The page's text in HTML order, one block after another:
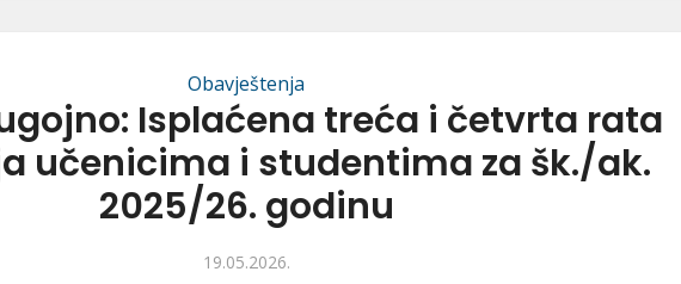
Obavještenja
Isplaćena treća i četvrta rata
učenicima i studentima za šk./ak.
2025/26. godinu
19.05.2026.